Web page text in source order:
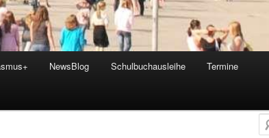
NewsBlog Schulbuchausleihe Termine